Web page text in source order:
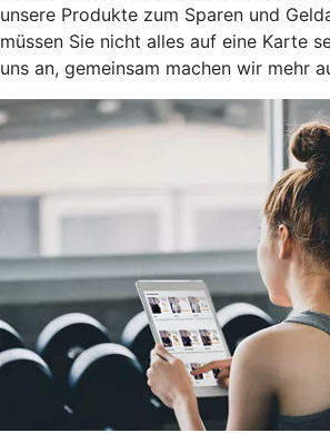
unsere Produkte zum Sparen und
müssen Sie nicht alles auf eine Karte
uns an, gemeinsam machen wir mehr